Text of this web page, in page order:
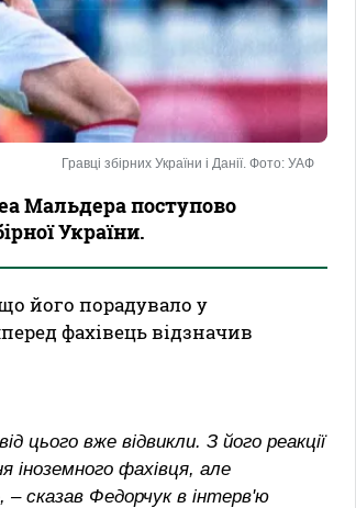
Гравці збірних України і Данії. Фото: УАФ
Мальдера поступово
України.
його порадувало у
фахівець відзначив
цього вже відвикли. З його реакції
фахівця, але
– сказав Федорчук в інтерв'ю